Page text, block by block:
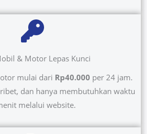
& Motor Lepas Kunci
mulai dari Rp40.000 per 24 jam.
dan hanya membutuhkan waktu
melalui website.